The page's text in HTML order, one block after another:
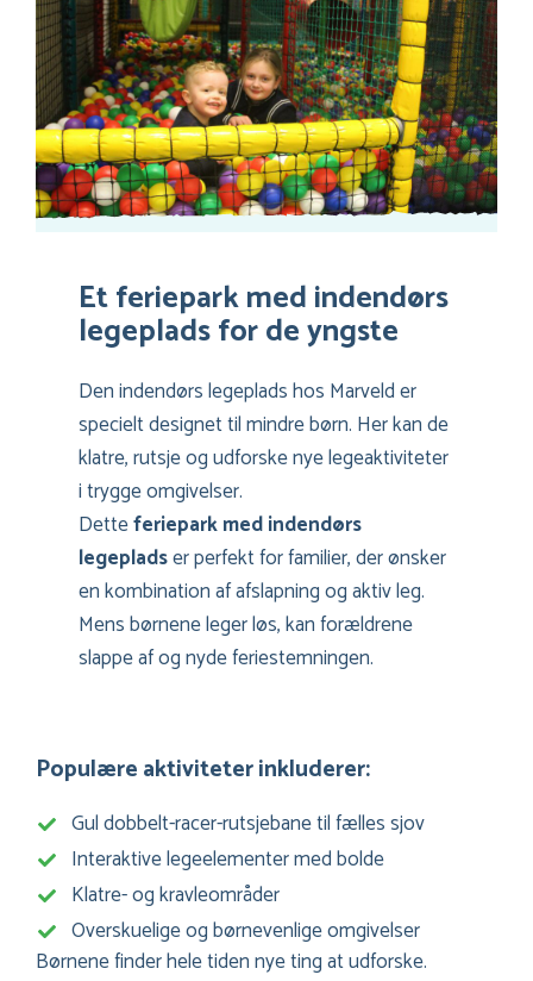
Et feriepark med indendørs
legeplads for de yngste
Den indendørs legeplads hos Marveld er
specielt designet til mindre børn. Her kan de
klatre, rutsje og udforske nye legeaktiviteter
i trygge omgivelser.
Detteferiepark med indendørs
legepladser perfekt for familier, der ønsker
en kombination af afslapning og aktiv leg.
Mens børnene leger løs, kan forældrene
slappe af og nyde feriestemningen.
Populære aktiviteter inkluderer:
Gul dobbelt-racer-rutsjebane til fælles sjov
Interaktive legeelementer med bolde
Klatre- og kravleområder
Overskuelige og børnevenlige omgivelser
Børnene finder hele tiden nye ting at udforske.